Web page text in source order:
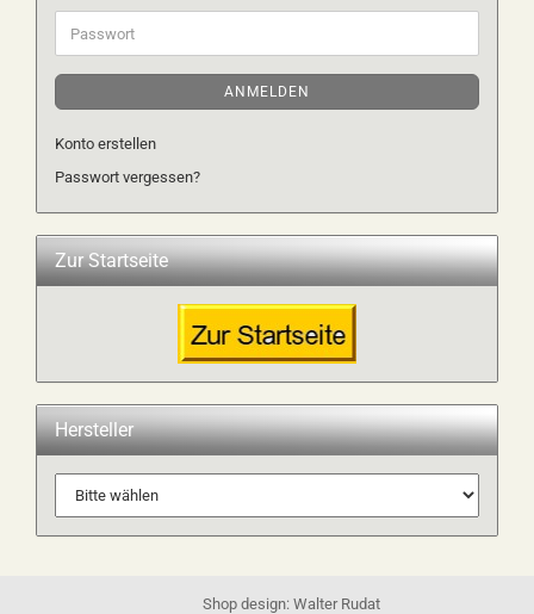
Adresse
Passwort
ANMELDEN
Konto erstellen
Passwort vergessen?
Zur Startseite
Hersteller
Shop design: Walter Rudat